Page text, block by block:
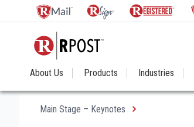
About Us Products Industries
Main Stage – Keynotes